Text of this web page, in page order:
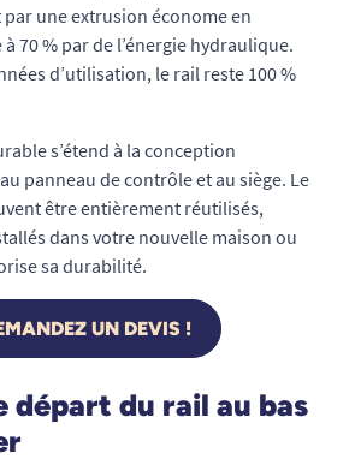
une extrusion économe en
70 % par de l’énergie hydraulique.
d’utilisation, le rail reste 100 %
s’étend à la conception
panneau de contrôle et au siège. Le
être entièrement réutilisés,
dans votre nouvelle maison ou
sa durabilité.
UN DEVIS !
départ du rail au bas